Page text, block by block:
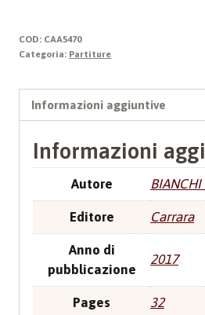
quantità
COD: CAA5470
Categoria: Partiture
Informazioni aggiuntive
Informazioni
Autore
Editore Carrara
Anno di
pubblicazione
2017
Pages 32